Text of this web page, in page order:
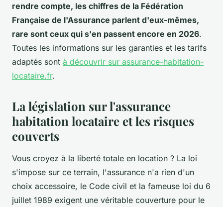
rendre compte, les chiffres de la Fédération
Française de l'Assurance parlent d'eux-mêmes,
rare sont ceux qui s'en passent encore en 2026.
Toutes les informations sur les garanties et les tarifs
adaptés sont à découvrir sur assurance-habitation-
locataire.fr.
La législation sur l'assurance
habitation locataire et les risques
couverts
Vous croyez à la liberté totale en location ? La loi
s'impose sur ce terrain, l'assurance n'a rien d'un
choix accessoire, le Code civil et la fameuse loi du 6
juillet 1989 exigent une véritable couverture pour le